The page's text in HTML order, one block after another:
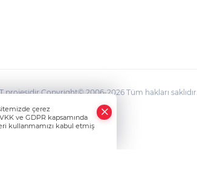
projesidir Copyright© 2006-2026 Tüm hakları saklıdır.
çerez
ve GDPR kapsamında
kullanmamızı kabul etmiş